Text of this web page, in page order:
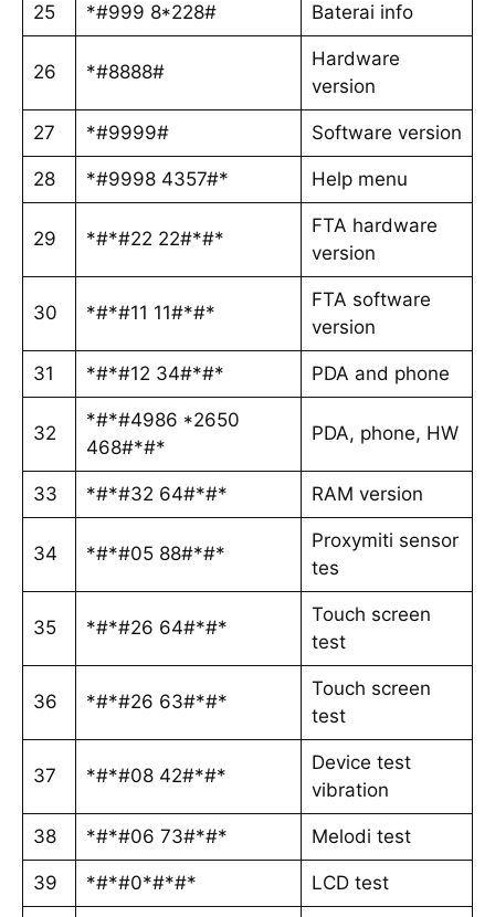
25 *#999 8*228# Baterai info
26 *#8888#
Hardware
version
27 *#9999# Software version
28 *#9998 4357#* Help menu
29 *#*#22 22#*#*
FTA hardware
version
30 *#*#11 11#*#*
FTA software
version
31 *#*#12 34#*#* PDA and phone
32
*#*#4986 *2650
468#*#*
PDA, phone, HW
33 *#*#32 64#*#* RAM version
34 *#*#05 88#*#*
Proxymiti sensor
tes
35 *#*#26 64#*#*
Touch screen
test
36 *#*#26 63#*#*
Touch screen
test
37 *#*#08 42#*#*
Device test
vibration
38 *#*#06 73#*#* Melodi test
39 *#*#0*#*#* LCD test